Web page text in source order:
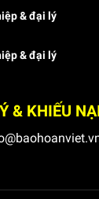
& đại lý
& đại lý
& KHIẾU